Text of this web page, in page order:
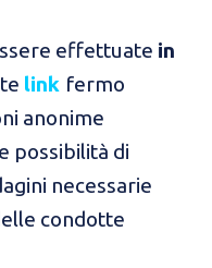
effettuate in
link fermo
anonime
possibilità di
necessarie
condotte